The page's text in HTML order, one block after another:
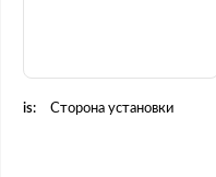
is: Сторона установки